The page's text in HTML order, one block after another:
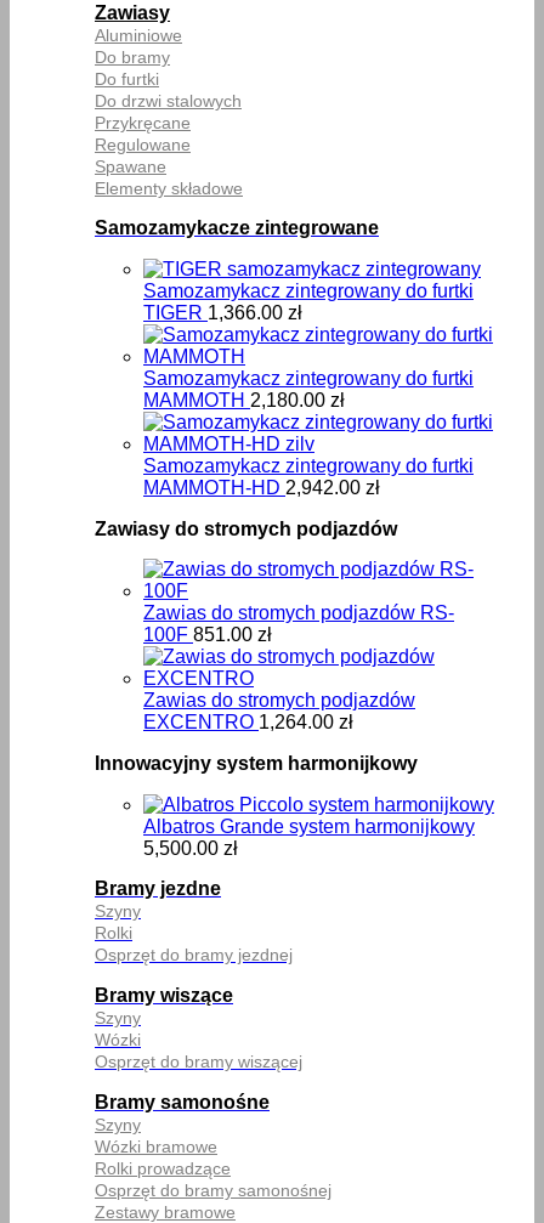
Zawiasy
Aluminiowe
Do bramy
Do furtki
Do drzwi stalowych
Przykręcane
Regulowane
Spawane
Elementy składowe
Samozamykacze zintegrowane
Samozamykacz zintegrowany do furtki
TIGER 1,366.00 zł
Samozamykacz zintegrowany do furtki
MAMMOTH 2,180.00 zł
Samozamykacz zintegrowany do furtki
MAMMOTH-HD 2,942.00 zł
Zawiasy do stromych podjazdów
Zawias do stromych podjazdów RS-
100F 851.00 zł
Zawias do stromych podjazdów
EXCENTRO 1,264.00 zł
Innowacyjny system harmonijkowy
Albatros Grande system harmonijkowy
5,500.00 zł
Bramy jezdne
Szyny
Rolki
Osprzęt do bramy jezdnej
Bramy wiszące
Szyny
Wózki
Osprzęt do bramy wiszącej
Bramy samonośne
Szyny
Wózki bramowe
Rolki prowadzące
Osprzęt do bramy samonośnej
Zestawy bramowe